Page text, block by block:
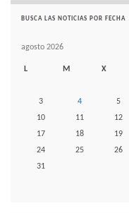
BUSCA LAS NOTICIAS POR FECHA
agosto 2026
L M X
3
4 5
10
11 12
17
18 19
24
25 26
31